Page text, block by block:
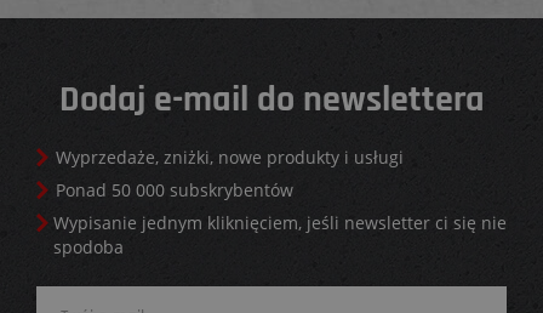
Dodaj e-mail do newslettera
Wyprzedaże, zniżki, nowe produkty i usługi
Ponad 50 000 subskrybentów
Wypisanie jednym kliknięciem, jeśli newsletter ci się nie
spodoba